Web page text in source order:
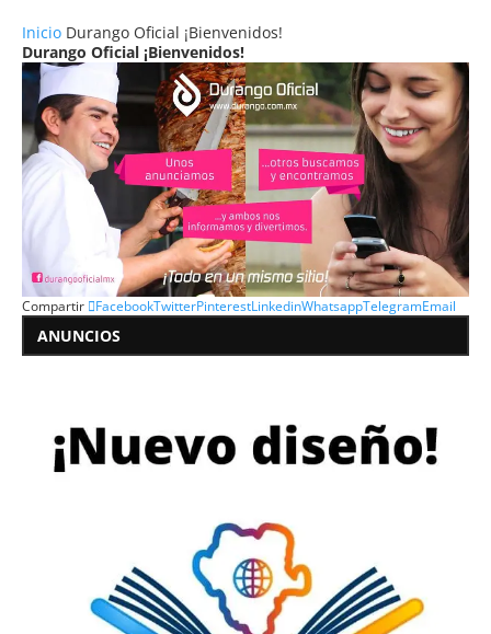
Inicio Durango Oficial ¡Bienvenidos!
Durango Oficial ¡Bienvenidos!
Compartir FacebookTwitterPinterestLinkedinWhatsappTelegramEmail
ANUNCIOS